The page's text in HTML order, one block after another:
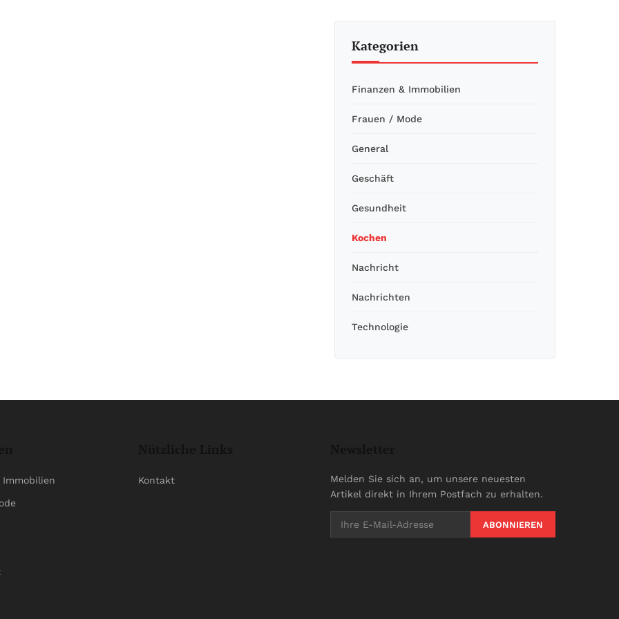
Kategorien
Finanzen & Immobilien
Frauen / Mode
General
Geschäft
Gesundheit
Kochen
Nachricht
Nachrichten
Technologie
Immobilien Kontakt
Melden Sie sich an, um unsere neuesten
Artikel direkt in Ihrem Postfach zu erhalten.
ABONNIEREN